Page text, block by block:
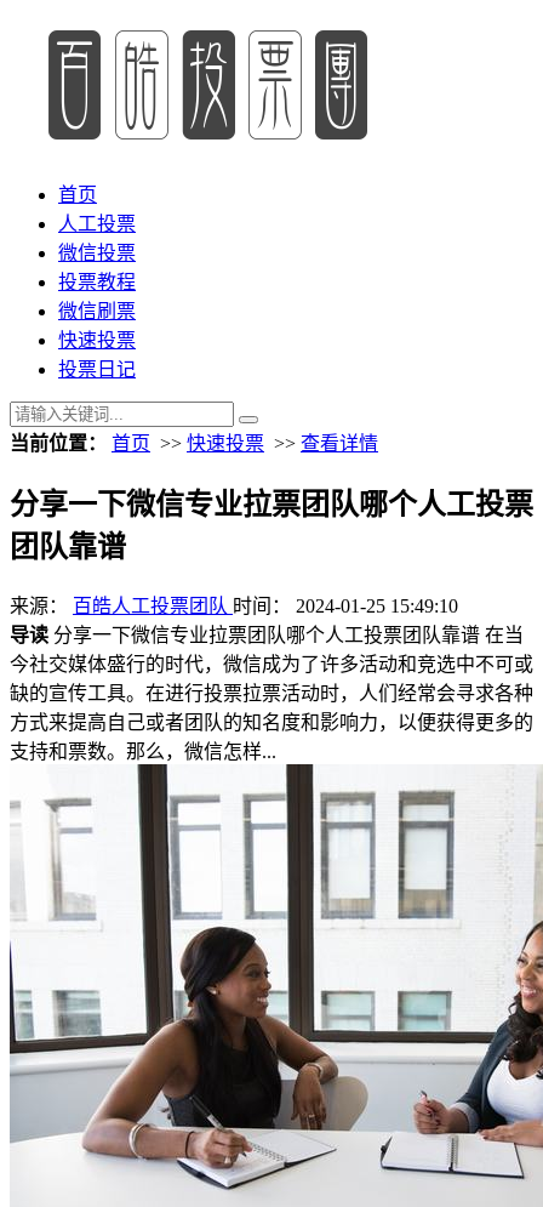
首页
人工投票
微信投票
投票教程
微信刷票
快速投票
投票日记
当前位置： 首页 >> 快速投票 >> 查看详情
分享一下微信专业拉票团队哪个人工投票
团队靠谱
来源： 百皓人工投票团队 时间： 2024-01-25 15:49:10
导读 分享一下微信专业拉票团队哪个人工投票团队靠谱 在当
今社交媒体盛行的时代，微信成为了许多活动和竞选中不可或
缺的宣传工具。在进行投票拉票活动时，人们经常会寻求各种
方式来提高自己或者团队的知名度和影响力，以便获得更多的
支持和票数。那么，微信怎样...